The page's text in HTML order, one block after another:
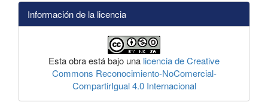
Información de la licencia
Esta obra está bajo una licencia de Creative
Commons Reconocimiento-NoComercial-
CompartirIgual 4.0 Internacional